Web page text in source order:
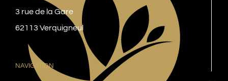
3 rue de la Gare
62113 Verquigneul
NAVIGATION